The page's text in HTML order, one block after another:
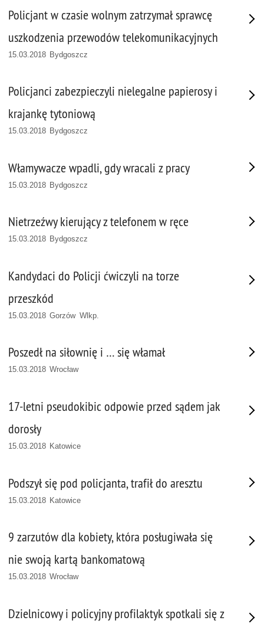
Policjant w czasie wolnym zatrzymał sprawcę
uszkodzenia przewodów telekomunikacyjnych
15.03.2018 Bydgoszcz
Policjanci zabezpieczyli nielegalne papierosy i
krajankę tytoniową
15.03.2018 Bydgoszcz
Włamywacze wpadli, gdy wracali z pracy
15.03.2018 Bydgoszcz
Nietrzeźwy kierujący z telefonem w ręce
15.03.2018 Bydgoszcz
Kandydaci do Policji ćwiczyli na torze
przeszkód
15.03.2018 Gorzów Wlkp.
Poszedł na siłownię i … się włamał
15.03.2018 Wrocław
17-letni pseudokibic odpowie przed sądem jak
dorosły
15.03.2018 Katowice
Podszył się pod policjanta, trafił do aresztu
15.03.2018 Katowice
9 zarzutów dla kobiety, która posługiwała się
nie swoją kartą bankomatową
15.03.2018 Wrocław
Dzielnicowy i policyjny profilaktyk spotkali się z